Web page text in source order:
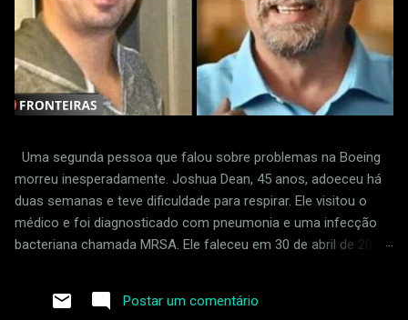
Uma segunda pessoa que falou sobre problemas na Boeing
morreu inesperadamente. Joshua Dean, 45 anos, adoeceu há
duas semanas e teve dificuldade para respirar. Ele visitou o
médico e foi diagnosticado com pneumonia e uma infecção
bacteriana chamada MRSA. Ele faleceu em 30 de abril de 2024.
padrões frouxos na fábrica da empresa em Wichita, Kansas.
Ele acusou um fornecedor da Boeing de ignorar defeitos na
Postar um comentário